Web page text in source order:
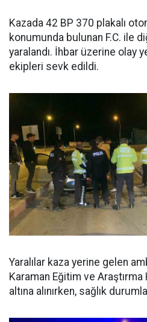
Kazada 42 BP 370 plakalı
konumunda bulunan F.C. ile
yaralandı. İhbar üzerine olay
ekipleri sevk edildi.
Yaralılar kaza yerine gelen
Karaman Eğitim ve
altına alınırken, sağlık